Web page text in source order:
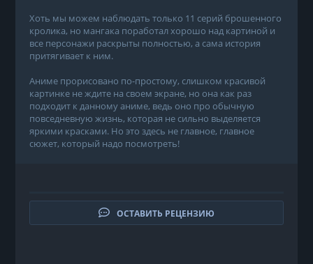
Хоть мы можем наблюдать только 11 серий брошенного
кролика, но мангака поработал хорошо над картиной и
все персонажи раскрыты полностью, а сама история
притягивает к ним.
Аниме прорисовано по-простому, слишком красивой
картинке не ждите на своем экране, но она как раз
подходит к данному аниме, ведь оно про обычную
повседневную жизнь, которая не сильно выделяется
яркими красками. Но это здесь не главное, главное
сюжет, который надо посмотреть!
ОСТАВИТЬ РЕЦЕНЗИЮ